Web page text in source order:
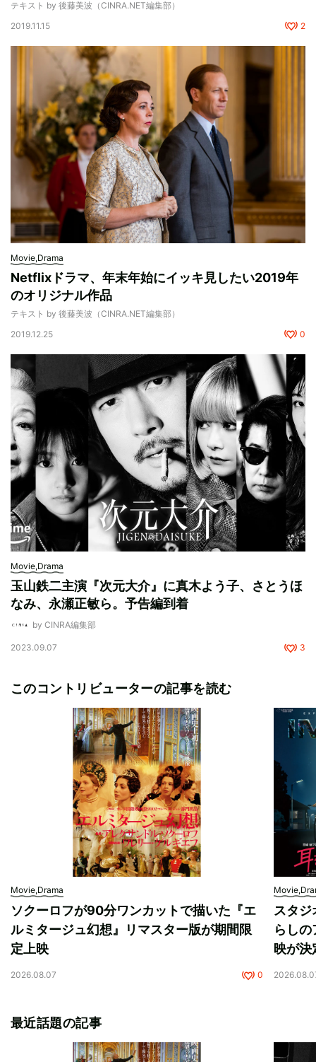
テキスト by 後藤美波（CINRA.NET編集部）
2019.11.15
2
Movie,Drama
Netflixドラマ、年末年始にイッキ見したい2019年
のオリジナル作品
テキスト by 後藤美波（CINRA.NET編集部）
2019.12.25
0
Movie,Drama
玉山鉄二主演『次元大介』に真木よう子、さとうほ
なみ、永瀬正敏ら。予告編到着
by CINRA編集部
2023.09.07 3
このコントリビューターの記事を読む
Movie,Drama
ソクーロフが90分ワンカットで描いた『エ
ルミタージュ幻想』リマスター版が期間限
定上映
2026.08.07 0
スタ
らし
映が決
最近話題の記事